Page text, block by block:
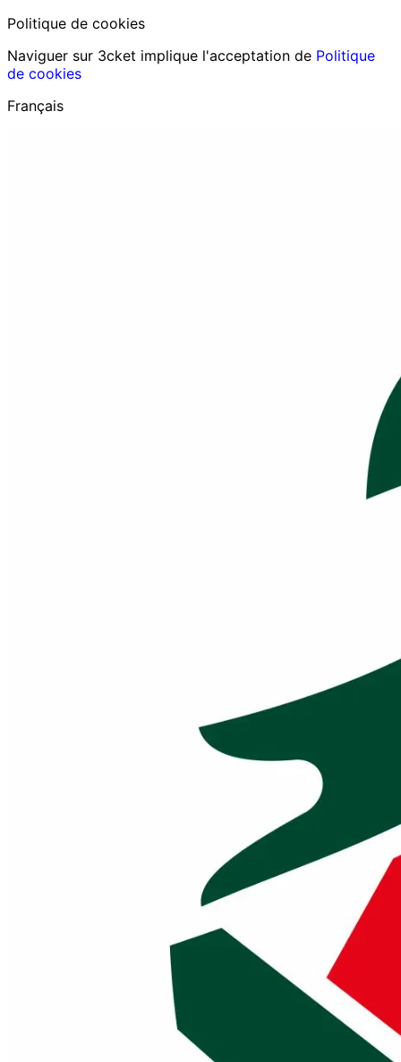
Politique de cookies
Naviguer sur 3cket implique l'acceptation de Politique
de cookies
Français